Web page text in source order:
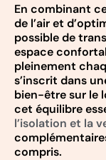
En combinant
de l’air et
possible de
espace
pleinement
s’inscrit dans
bien-être sur le
cet équilibre
l’isolation et la
compris.